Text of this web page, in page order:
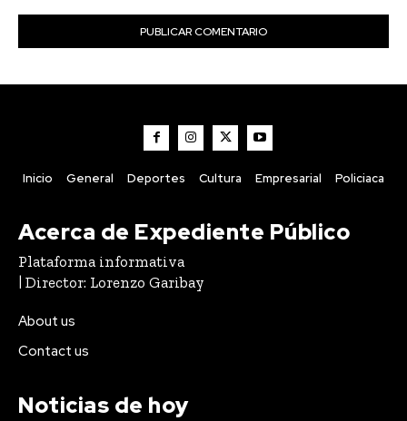
Inicio General Deportes Cultura Empresarial Policiaca
Acerca de Expediente Público
Plataforma informativa
| Director: Lorenzo Garibay
About us
Contact us
Noticias de hoy